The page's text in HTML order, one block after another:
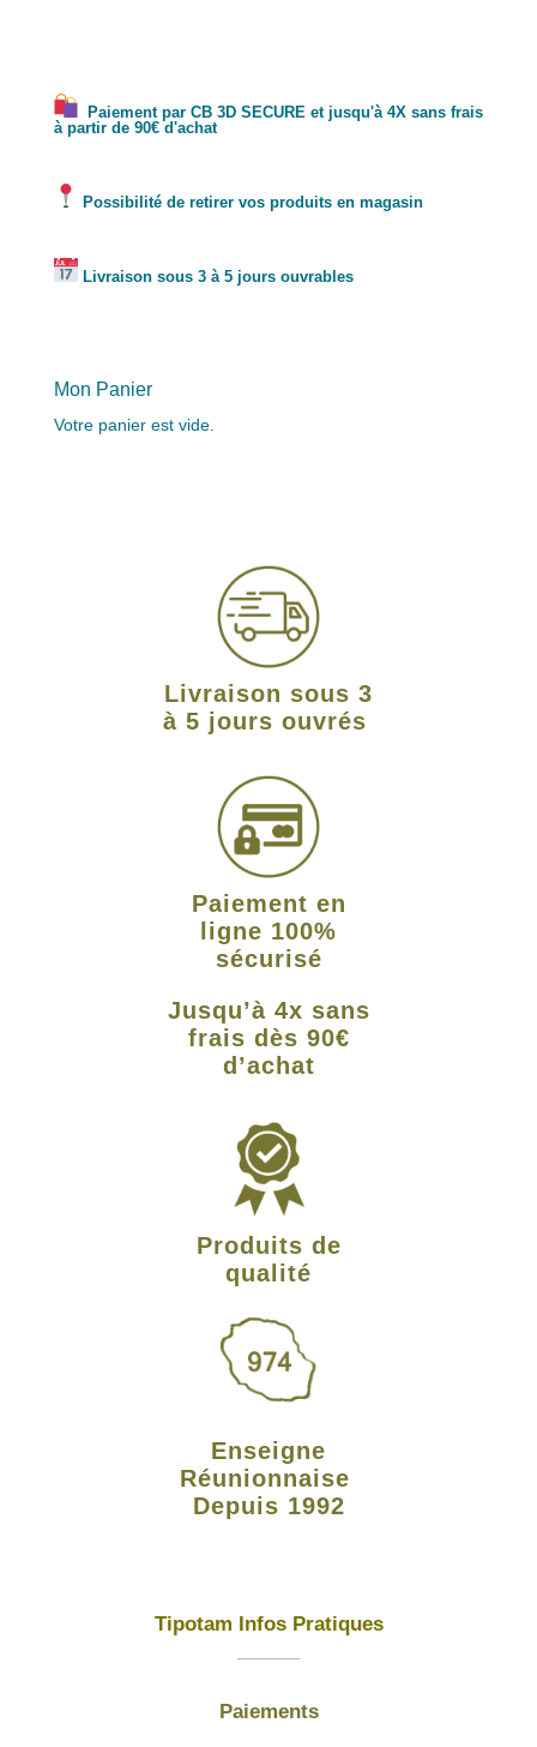
Paiement par CB 3D SECURE et jusqu'à 4X sans frais
à partir de 90€ d'achat
Possibilité de retirer vos produits en magasin
Livraison sous 3 à 5 jours ouvrables
Mon Panier
Votre panier est vide.
Livraison sous 3
à 5 jours ouvrés
Paiement en
ligne 100%
sécurisé
Jusqu’à 4x sans
frais dès 90€
d’achat
Produits de
qualité
Enseigne
Réunionnaise
Depuis 1992
Tipotam Infos Pratiques
Paiements